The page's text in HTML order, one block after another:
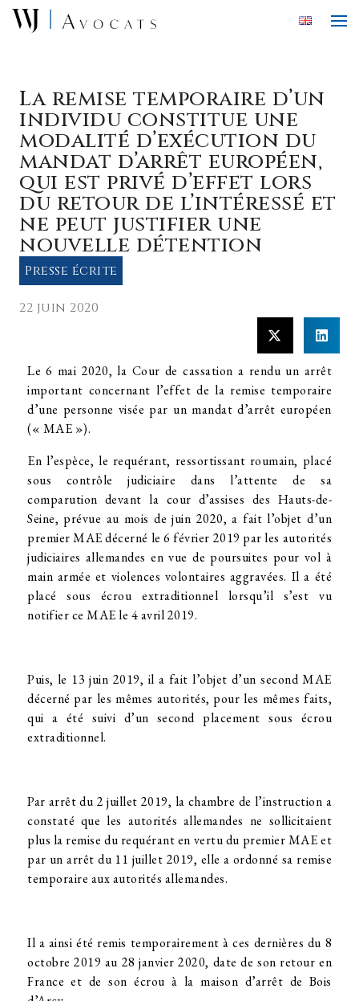
Skip to main content
La remise temporaire d’un
individu constitue une
modalité d’exécution du
mandat d’arrêt européen,
qui est privé d’effet lors
du retour de l’intéressé et
ne peut justifier une
nouvelle détention
Presse écrite
22 juin 2020
Le 6 mai 2020, la Cour de cassation a rendu un arrêt
important concernant l’effet de la remise temporaire
d’une personne visée par un mandat d’arrêt européen
(« MAE »).
En l’espèce, le requérant, ressortissant roumain, placé
sous contrôle judiciaire dans l’attente de sa
comparution devant la cour d’assises des Hauts-de-
Seine, prévue au mois de juin 2020, a fait l’objet d’un
premier MAE décerné le 6 février 2019 par les autorités
judiciaires allemandes en vue de poursuites pour vol à
main armée et violences volontaires aggravées. Il a été
placé sous écrou extraditionnel lorsqu’il s’est vu
notifier ce MAE le 4 avril 2019.
Puis, le 13 juin 2019, il a fait l’objet d’un second MAE
décerné par les mêmes autorités, pour les mêmes faits,
qui a été suivi d’un second placement sous écrou
extraditionnel.
Par arrêt du 2 juillet 2019, la chambre de l’instruction a
constaté que les autorités allemandes ne sollicitaient
plus la remise du requérant en vertu du premier MAE et
par un arrêt du 11 juillet 2019, elle a ordonné sa remise
temporaire aux autorités allemandes.
Il a ainsi été remis temporairement à ces dernières du 8
octobre 2019 au 28 janvier 2020, date de son retour en
France et de son écrou à la maison d’arrêt de Bois